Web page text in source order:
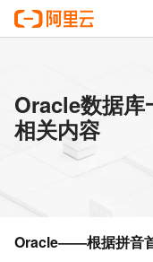
Oracle数据库
相关内容
Oracle——根据拼音